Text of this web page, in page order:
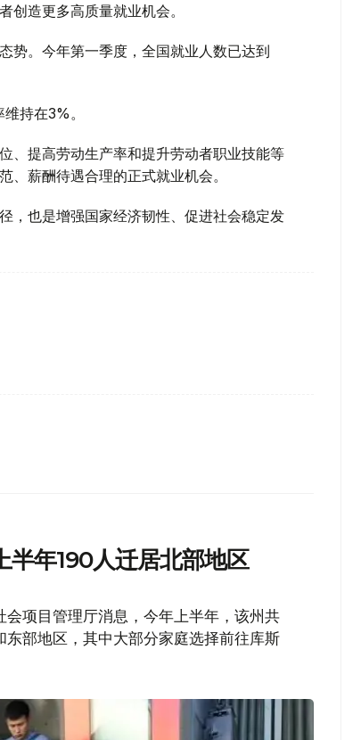
创造更多高质量就业机会。
势。今年第一季度，全国就业人数已达到
持在3%。
、提高劳动生产率和提升劳动者职业技能等
薪酬待遇合理的正式就业机会。
，也是增强国家经济韧性、促进社会稳定发
半年190人迁居北部地区
项目管理厅消息，今年上半年，该州共
部地区，其中大部分家庭选择前往库斯